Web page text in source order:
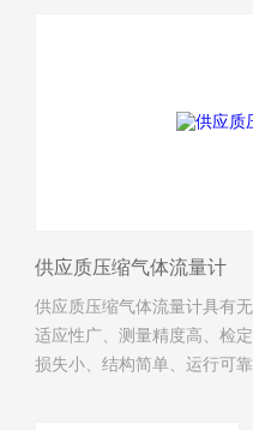
供应质压缩气体流量计
供应质压缩气体流量计具有
适应性广、测量精度高、检
损失小、结构简单、运行可